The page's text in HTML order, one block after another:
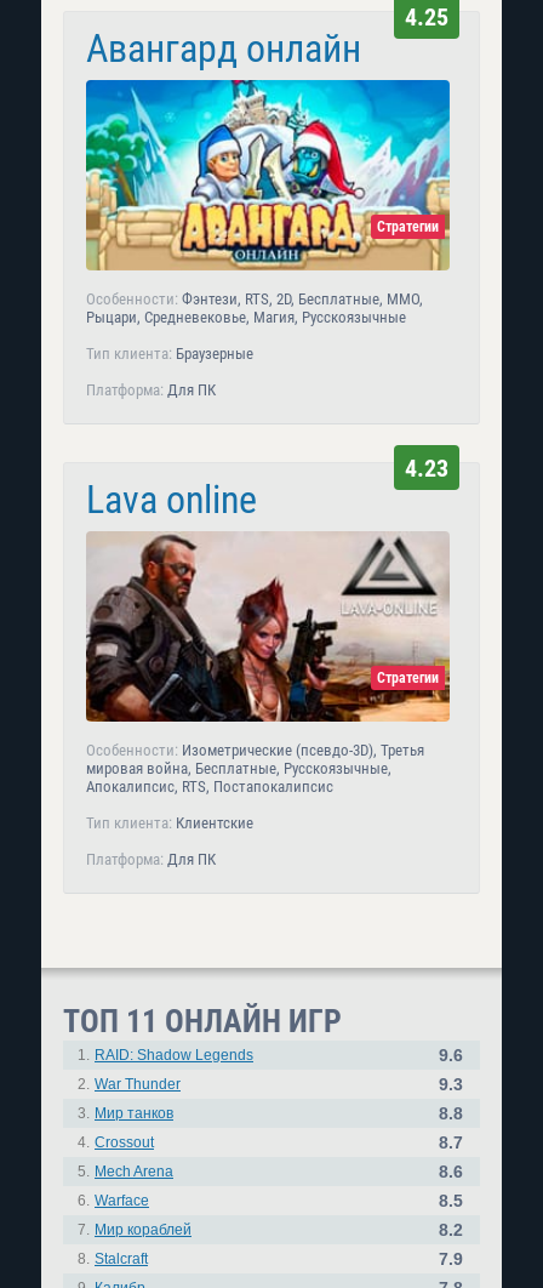
Авангард онлайн
4.25
Стратегии
Особенности: Фэнтези, RTS, 2D, Бесплатные, MMO,
Рыцари, Средневековье, Магия, Русскоязычные
Тип клиента: Браузерные
Платформа: Для ПК
Lava online
4.23
Стратегии
Особенности: Изометрические (псевдо-3D), Третья
мировая война, Бесплатные, Русскоязычные,
Апокалипсис, RTS, Постапокалипсис
Тип клиента: Клиентские
Платформа: Для ПК
ТОП 11 ОНЛАЙН ИГР
1. RAID: Shadow Legends 9.6
2. War Thunder 9.3
3. Мир танков 8.8
4. Crossout 8.7
5. Mech Arena 8.6
6. Warface 8.5
7. Мир кораблей 8.2
8. Stalcraft 7.9